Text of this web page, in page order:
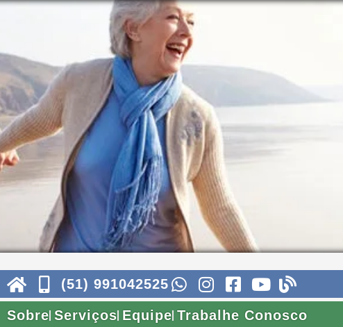
(51) 991042525
Sobre Serviços Equipe Trabalhe Conosco